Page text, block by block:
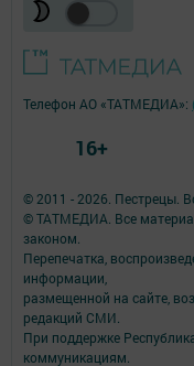
© 2011 - 2026. Пестрецы.
© ТАТМЕДИА. Все
законом.
Перепечатка,
информации,
размещенной на сайте,
редакций СМИ.
При поддержке
коммуникациям.
Телефон АО «ТАТМЕДИА»:
16+